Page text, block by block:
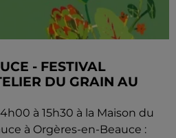
- FESTIVAL
DU GRAIN AU
à 15h30 à la Maison du
à Orgères-en-Beauce :